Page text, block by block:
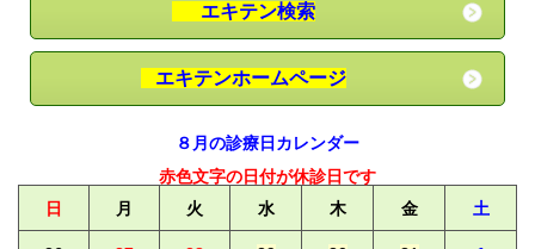
エキテン検索
エキテンホームページ
８月の診療日カレンダー
赤色文字の日付が休診日です
日
月 火 水 木 金 土